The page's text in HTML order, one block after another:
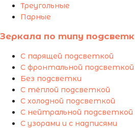
Треугольные
Парные
Зеркала по типу
С парящей подсветкой
С фронтальной подсветкой
Без подсветки
С тёплой подсветкой
С холодной подсветкой
С нейтральной подсветкой
С узорами и с надписями